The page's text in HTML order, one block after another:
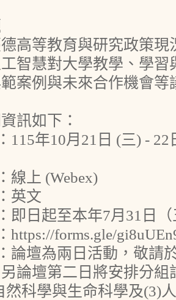
高等教育與研究政策
智慧對大學教學、學
案例與未來合作機會等
訊如下：
115年10月21日 (三) -
線上 (Webex)
英文
即日起至本年7月31日
https://forms.gle/
論壇為兩日活動，敬請
論壇第二日將安排分
然科學與生命科學及(3)